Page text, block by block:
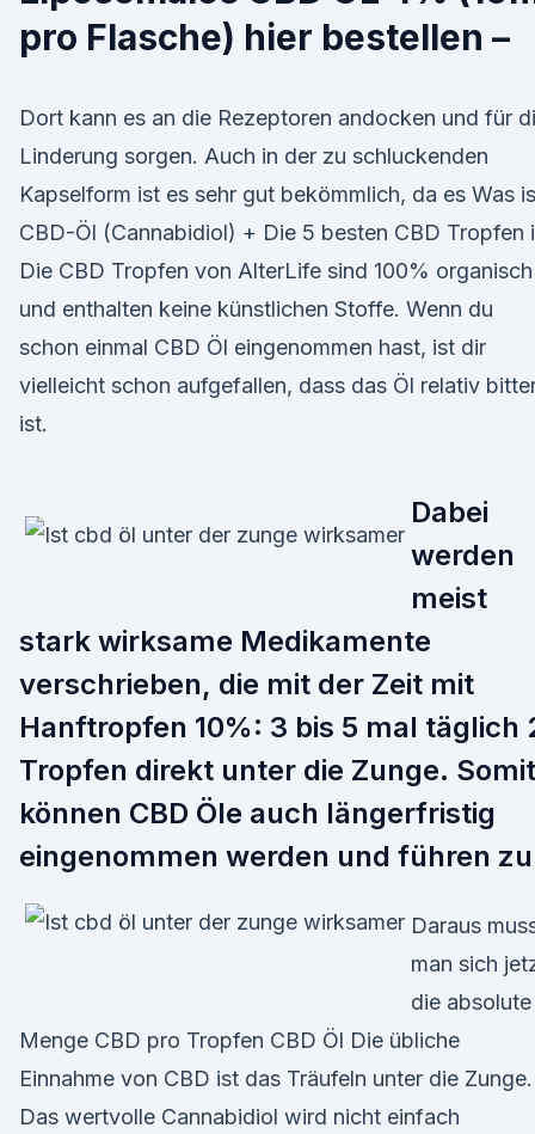
pro Flasche) hier bestellen –
Dort kann es an die Rezeptoren andocken und für
Linderung sorgen. Auch in der zu schluckenden
Kapselform ist es sehr gut bekömmlich, da es Was
CBD-Öl (Cannabidiol) + Die 5 besten CBD Tropfen
Die CBD Tropfen von AlterLife sind 100% organisch
und enthalten keine künstlichen Stoffe. Wenn du
schon einmal CBD Öl eingenommen hast, ist dir
vielleicht schon aufgefallen, dass das Öl relativ
ist.
Dabei
werden
meist
stark wirksame Medikamente
verschrieben, die mit der Zeit mit
Hanftropfen 10%: 3 bis 5 mal täglich
Tropfen direkt unter die Zunge. Somit
können CBD Öle auch längerfristig
eingenommen werden und führen zu
Daraus
man sich
die absolute
Menge CBD pro Tropfen CBD Öl Die übliche
Einnahme von CBD ist das Träufeln unter die Zunge.
Das wertvolle Cannabidiol wird nicht einfach